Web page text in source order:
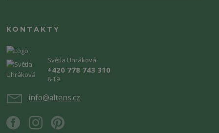
KONTAKTY
Světla Uhráková
+420 778 743 310
8-19
info@altens.cz